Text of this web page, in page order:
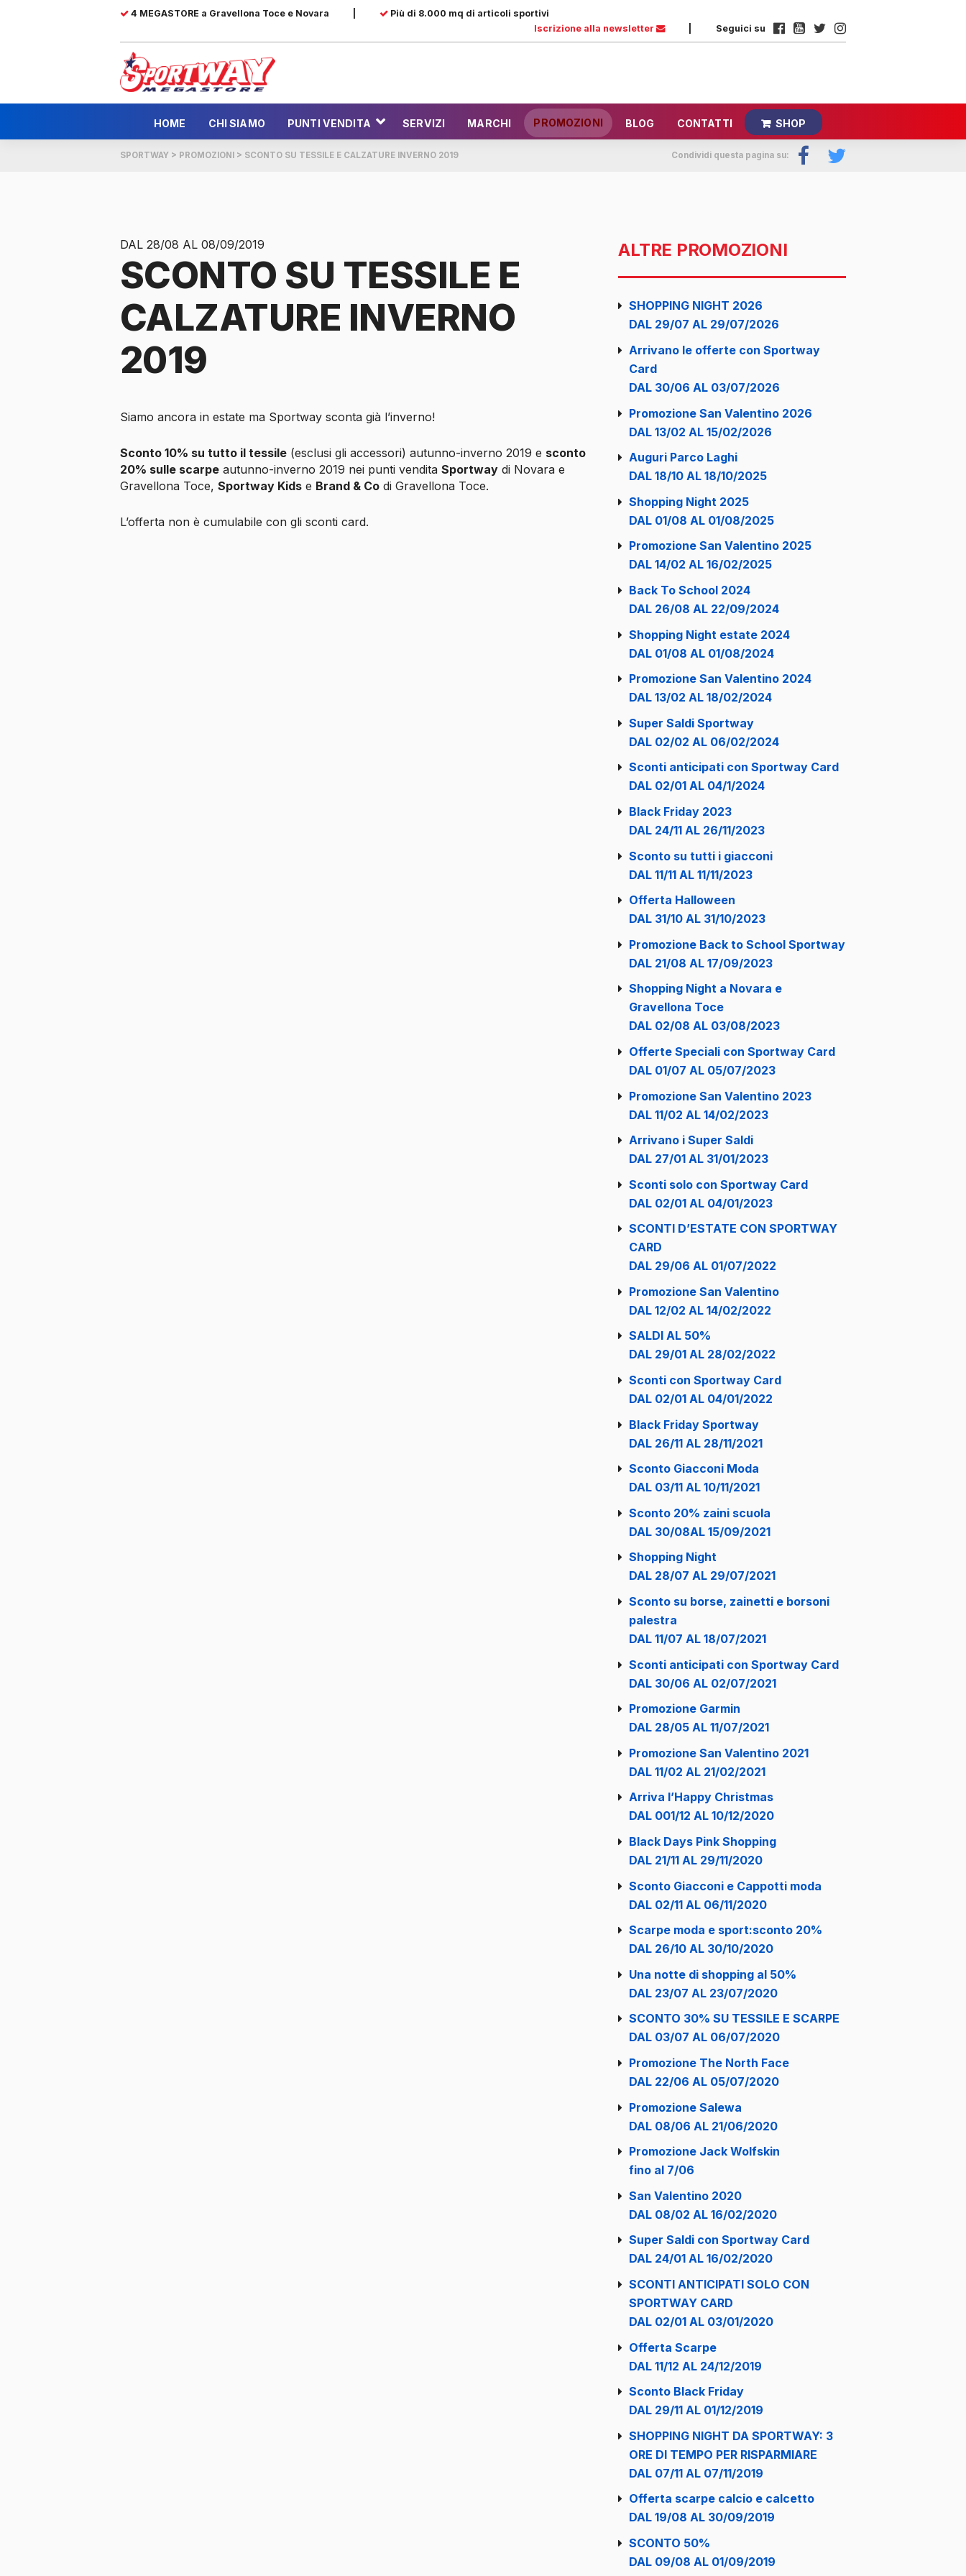
4 MEGASTORE a Gravellona Toce e Novara
Più di 8.000 mq di articoli sportivi
Iscrizione alla newsletter
Seguici su
HOME CHI SIAMO PUNTI VENDITA SERVIZI MARCHI PROMOZIONI BLOG CONTATTI SHOP
SPORTWAY > PROMOZIONI > SCONTO SU TESSILE E CALZATURE INVERNO 2019 Condividi questa pagina su:
DAL 28/08 AL 08/09/2019
SCONTO SU TESSILE E
CALZATURE INVERNO
2019
Siamo ancora in estate ma Sportway sconta già l’inverno!
Sconto 10% su tutto il tessile (esclusi gli accessori) autunno-inverno 2019 e sconto
20% sulle scarpe autunno-inverno 2019 nei punti vendita Sportway di Novara e
Gravellona Toce, Sportway Kids e Brand & Co di Gravellona Toce.
L’offerta non è cumulabile con gli sconti card.
ALTRE PROMOZIONI
SHOPPING NIGHT 2026
DAL 29/07 AL 29/07/2026
Arrivano le offerte con Sportway
Card
DAL 30/06 AL 03/07/2026
Promozione San Valentino 2026
DAL 13/02 AL 15/02/2026
Auguri Parco Laghi
DAL 18/10 AL 18/10/2025
Shopping Night 2025
DAL 01/08 AL 01/08/2025
Promozione San Valentino 2025
DAL 14/02 AL 16/02/2025
Back To School 2024
DAL 26/08 AL 22/09/2024
Shopping Night estate 2024
DAL 01/08 AL 01/08/2024
Promozione San Valentino 2024
DAL 13/02 AL 18/02/2024
Super Saldi Sportway
DAL 02/02 AL 06/02/2024
Sconti anticipati con Sportway Card
DAL 02/01 AL 04/1/2024
Black Friday 2023
DAL 24/11 AL 26/11/2023
Sconto su tutti i giacconi
DAL 11/11 AL 11/11/2023
Offerta Halloween
DAL 31/10 AL 31/10/2023
Promozione Back to School Sportway
DAL 21/08 AL 17/09/2023
Shopping Night a Novara e
Gravellona Toce
DAL 02/08 AL 03/08/2023
Offerte Speciali con Sportway Card
DAL 01/07 AL 05/07/2023
Promozione San Valentino 2023
DAL 11/02 AL 14/02/2023
Arrivano i Super Saldi
DAL 27/01 AL 31/01/2023
Sconti solo con Sportway Card
DAL 02/01 AL 04/01/2023
SCONTI D’ESTATE CON SPORTWAY
CARD
DAL 29/06 AL 01/07/2022
Promozione San Valentino
DAL 12/02 AL 14/02/2022
SALDI AL 50%
DAL 29/01 AL 28/02/2022
Sconti con Sportway Card
DAL 02/01 AL 04/01/2022
Black Friday Sportway
DAL 26/11 AL 28/11/2021
Sconto Giacconi Moda
DAL 03/11 AL 10/11/2021
Sconto 20% zaini scuola
DAL 30/08AL 15/09/2021
Shopping Night
DAL 28/07 AL 29/07/2021
Sconto su borse, zainetti e borsoni
palestra
DAL 11/07 AL 18/07/2021
Sconti anticipati con Sportway Card
DAL 30/06 AL 02/07/2021
Promozione Garmin
DAL 28/05 AL 11/07/2021
Promozione San Valentino 2021
DAL 11/02 AL 21/02/2021
Arriva l’Happy Christmas
DAL 001/12 AL 10/12/2020
Black Days Pink Shopping
DAL 21/11 AL 29/11/2020
Sconto Giacconi e Cappotti moda
DAL 02/11 AL 06/11/2020
Scarpe moda e sport:sconto 20%
DAL 26/10 AL 30/10/2020
Una notte di shopping al 50%
DAL 23/07 AL 23/07/2020
SCONTO 30% SU TESSILE E SCARPE
DAL 03/07 AL 06/07/2020
Promozione The North Face
DAL 22/06 AL 05/07/2020
Promozione Salewa
DAL 08/06 AL 21/06/2020
Promozione Jack Wolfskin
fino al 7/06
San Valentino 2020
DAL 08/02 AL 16/02/2020
Super Saldi con Sportway Card
DAL 24/01 AL 16/02/2020
SCONTI ANTICIPATI SOLO CON
SPORTWAY CARD
DAL 02/01 AL 03/01/2020
Offerta Scarpe
DAL 11/12 AL 24/12/2019
Sconto Black Friday
DAL 29/11 AL 01/12/2019
SHOPPING NIGHT DA SPORTWAY: 3
ORE DI TEMPO PER RISPARMIARE
DAL 07/11 AL 07/11/2019
Offerta scarpe calcio e calcetto
DAL 19/08 AL 30/09/2019
SCONTO 50%
DAL 09/08 AL 01/09/2019